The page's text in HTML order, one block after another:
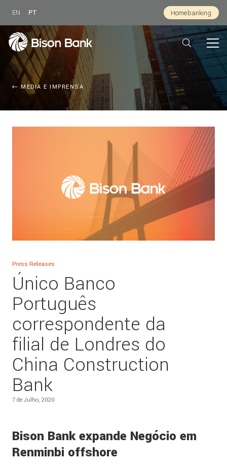
EN PT Homebanking
MEDIA E IMPRENSA
Press Releases
Único Banco
Português
correspondente da
filial de Londres do
China Construction
Bank
7 de Julho, 2020
Bison Bank expande Negócio em
Renminbi offshore